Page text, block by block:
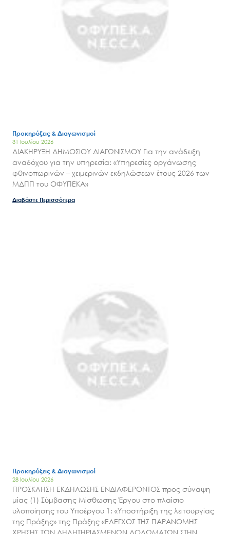
Έργα
Εισιτήρια
Επικοινωνία
Προκηρύξεις & Διαγωνισμοί
31 Ιουλίου 2026
ΔΙΑΚΗΡΥΞΗ ΔΗΜΟΣΙΟΥ ΔΙΑΓΩΝΙΣΜΟΥ Για την ανάδειξη
αναδόχου για την υπηρεσία: «Υπηρεσίες οργάνωσης
φθινοπωρινών – χειμερινών εκδηλώσεων έτους 2026 των
ΜΔΠΠ του ΟΦΥΠΕΚΑ»
Διαβάστε Περισσότερα
Προκηρύξεις & Διαγωνισμοί
28 Ιουλίου 2026
ΠΡΟΣΚΛΗΣΗ ΕΚΔΗΛΩΣΗΣ ΕΝΔΙΑΦΕΡΟΝΤΟΣ προς σύναψη
μίας (1) Σύμβασης Μίσθωσης Έργου στο πλαίσιο
υλοποίησης του Υποέργου 1: «Υποστήριξη της λειτουργίας
της Πράξης» της Πράξης «ΕΛΕΓΧΟΣ ΤΗΣ ΠΑΡΑΝΟΜΗΣ
ΧΡΗΣΗΣ ΤΩΝ ΔΗΛΗΤΗΡΙΑΣΜΕΝΩΝ ΔΟΛΩΜΑΤΩΝ ΣΤΗΝ